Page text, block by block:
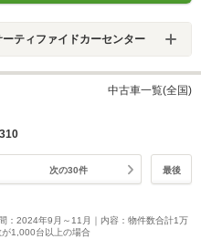
ティファイドカーセンター
中古車一覧(全国)
次の30件 最後
：2024年9月～11月｜内容：物件数合計1万
1,000台以上の場合